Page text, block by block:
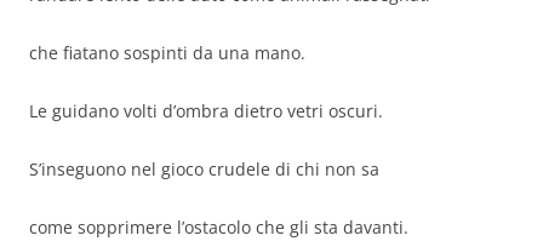
che fiatano sospinti da una mano.
Le guidano volti d’ombra dietro vetri oscuri.
S’inseguono nel gioco crudele di chi non sa
come sopprimere l’ostacolo che gli sta davanti.